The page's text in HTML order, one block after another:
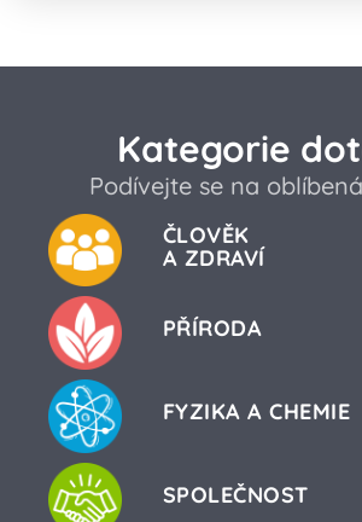
Kategorie
Podívejte se na
ČLOVĚK
A ZDRAVÍ
PŘÍRODA
FYZIKA A CHEMIE
SPOLEČNOST